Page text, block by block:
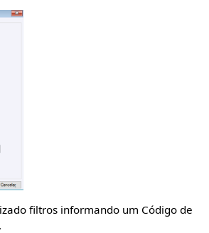
filtros informando um Código de